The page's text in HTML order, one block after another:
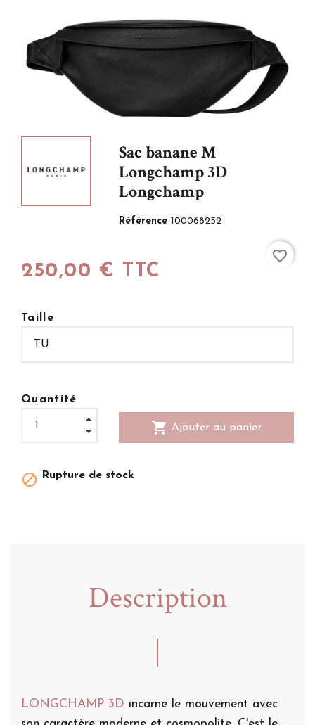
Sac banane M
Longchamp 3D
Longchamp
Référence100068252
250,00 € TTC
Taille
Quantité
shopping_cart Ajouter au panier
 Rupture de stock
favorite_border
Description
LONGCHAMP 3D incarne le mouvement avec